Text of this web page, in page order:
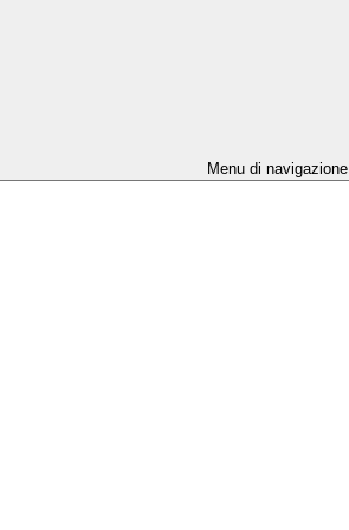
Menu di navigazione